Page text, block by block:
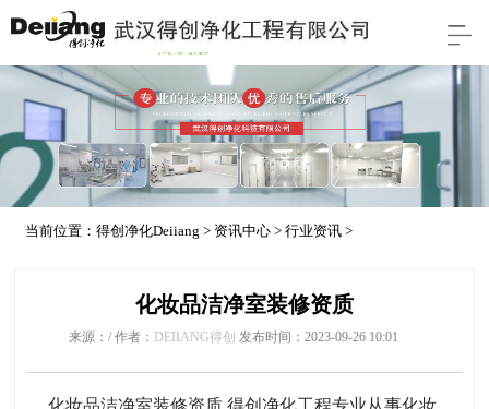
当前位置：得创净化Deiiang > 资讯中心 >行业资讯 >
化妆品洁净室装修资质
来源：/ 作者： DEIIANG得创 发布时间：2023-09-26 10:01
化妆品洁净室装修资质.得创净化工程专业从事化妆